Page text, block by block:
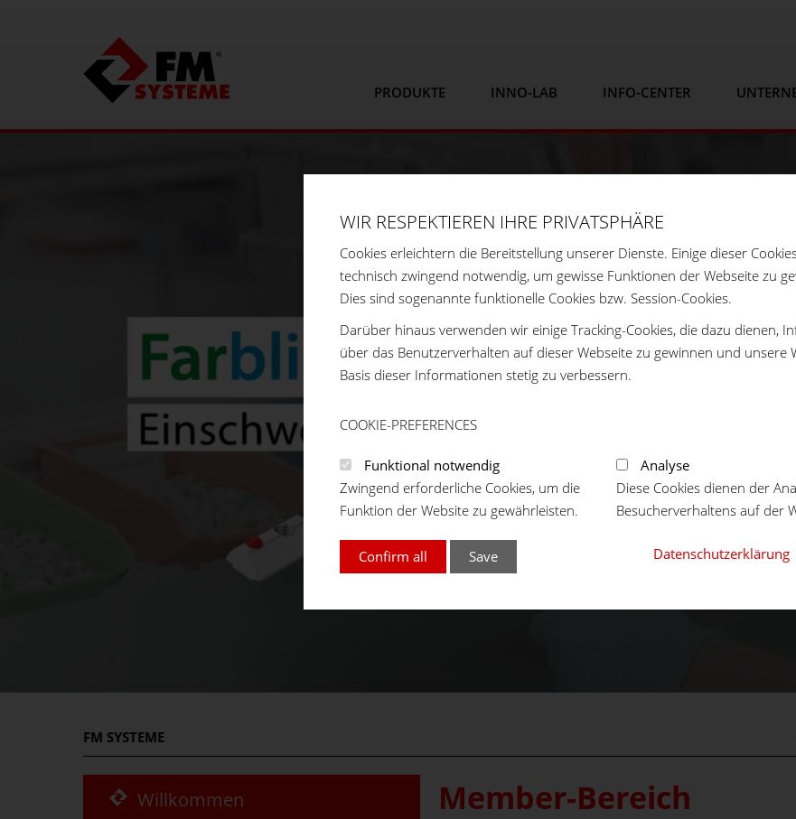
PRODUKTE INNO-LAB INFO-CENTER
FM SYSTEME
Willkommen Member-Bereich
WIR RESPEKTIEREN IHRE PRIVATSPHÄRE
Cookies erleichtern die Bereitstellung unserer Dienste. Einige dieser
technisch zwingend notwendig, um gewisse Funktionen der Webseite zu
Dies sind sogenannte funktionelle Cookies bzw. Session-Cookies.
Darüber hinaus verwenden wir einige Tracking-Cookies, die dazu dienen,
über das Benutzerverhalten auf dieser Webseite zu gewinnen und unsere
Basis dieser Informationen stetig zu verbessern.
COOKIE-PREFERENCES
Funktional notwendig
Zwingend erforderliche Cookies, um die
Funktion der Website zu gewährleisten.
Analyse
Diese Cookies dienen der
Besucherverhaltens auf der
Confirm all Save Datenschutzerklärung